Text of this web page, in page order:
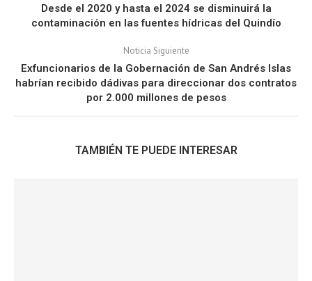
Desde el 2020 y hasta el 2024 se disminuirá la
contaminación en las fuentes hídricas del Quindío
Noticia Siguiente
Exfuncionarios de la Gobernación de San Andrés Islas
habrían recibido dádivas para direccionar dos contratos
por 2.000 millones de pesos
TAMBIÉN TE PUEDE INTERESAR